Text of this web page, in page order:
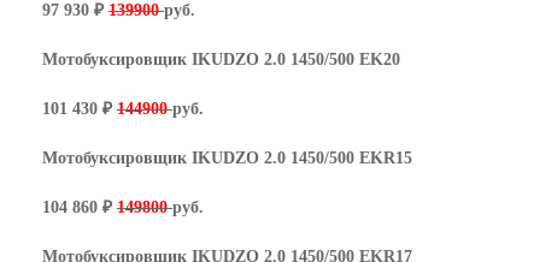
97 930 ₽ 139900руб.
Мотобуксировщик IKUDZO 2.0 1450/500 EK20
101 430 ₽ 144900руб.
Мотобуксировщик IKUDZO 2.0 1450/500 EKR15
104 860 ₽ 149800руб.
Мотобуксировщик IKUDZO 2.0 1450/500 EKR17